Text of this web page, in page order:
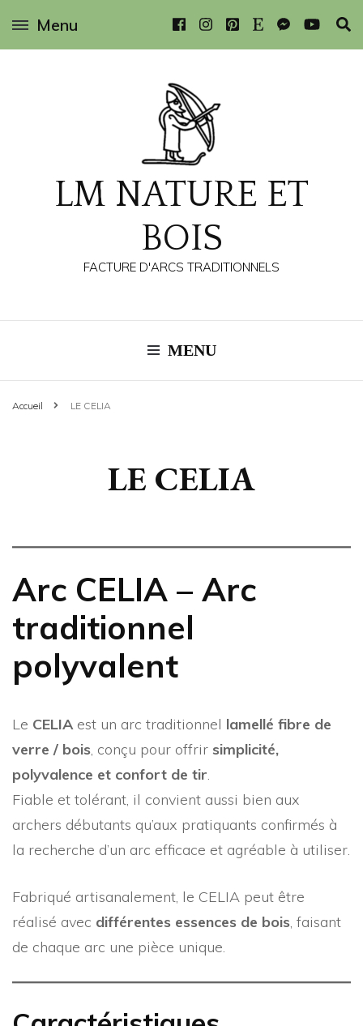
Menu
LM NATURE ET
BOIS
FACTURE D'ARCS TRADITIONNELS
MENU
Accueil LE CELIA
LE CELIA
Arc CELIA – Arc
traditionnel
polyvalent
Le CELIAest un arc traditionnel lamellé fibre de
verre / bois, conçu pour offrir simplicité,
polyvalence et confort de tir.
Fiable et tolérant, il convient aussi bien aux
archers débutants qu’aux pratiquants confirmés à
la recherche d’un arc efficace et agréable à utiliser.
Fabriqué artisanalement, le CELIA peut être
réalisé avec différentes essences de bois, faisant
de chaque arc une pièce unique.